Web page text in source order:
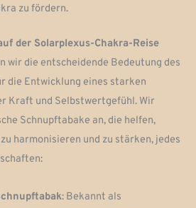
zu fördern.
der Solarplexus-Chakra-Reise
wir die entscheidende Bedeutung des
die Entwicklung eines starken
Kraft und Selbstwertgefühl. Wir
Schnupftabake an, die helfen,
harmonisieren und zu stärken, jedes
: Bekannt als